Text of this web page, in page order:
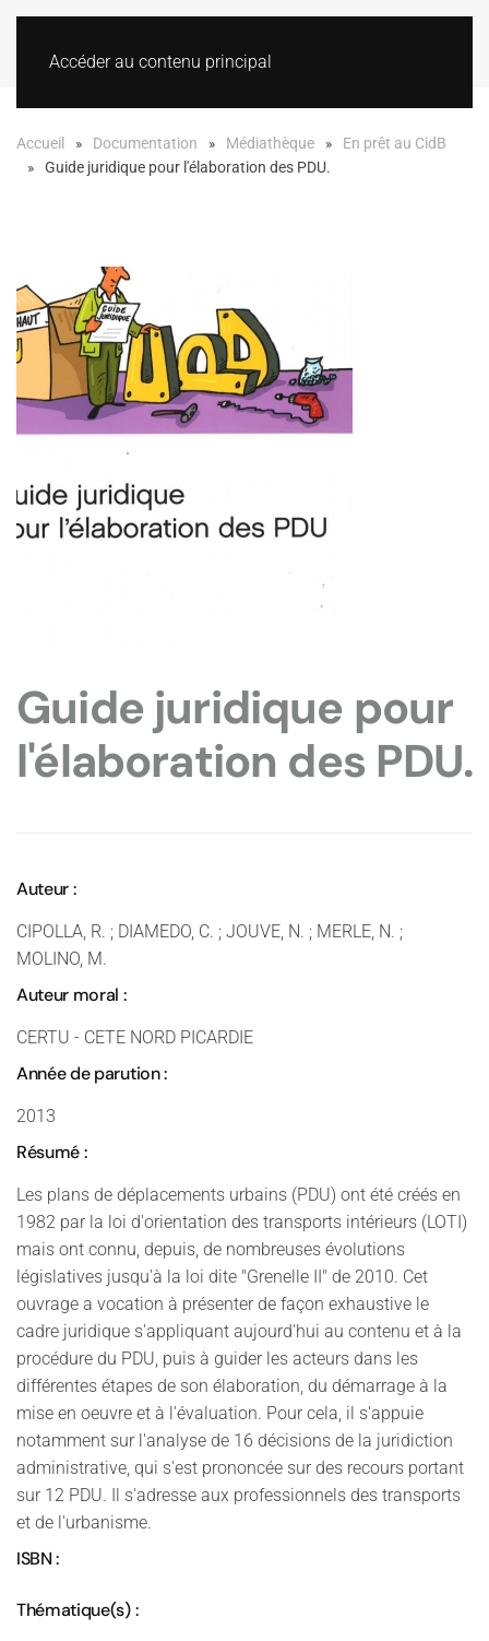
Accéder au contenu principal
Accueil Documentation Médiathèque
En prêt au CidB
Guide juridique pour l'élaboration des PDU.
Guide juridique pour
l'élaboration des PDU.
Auteur :
CIPOLLA, R. ; DIAMEDO, C. ; JOUVE, N. ; MERLE, N. ;
MOLINO, M.
Auteur moral :
CERTU - CETE NORD PICARDIE
Année de parution :
2013
Résumé :
Les plans de déplacements urbains (PDU) ont été créés en
1982 par la loi d'orientation des transports intérieurs (LOTI)
mais ont connu, depuis, de nombreuses évolutions
législatives jusqu'à la loi dite "Grenelle II" de 2010. Cet
ouvrage a vocation à présenter de façon exhaustive le
cadre juridique s'appliquant aujourd'hui au contenu et à la
procédure du PDU, puis à guider les acteurs dans les
différentes étapes de son élaboration, du démarrage à la
mise en oeuvre et à l'évaluation. Pour cela, il s'appuie
notamment sur l'analyse de 16 décisions de la juridiction
administrative, qui s'est prononcée sur des recours portant
sur 12 PDU. Il s'adresse aux professionnels des transports
et de l'urbanisme.
ISBN :
Thématique(s) :